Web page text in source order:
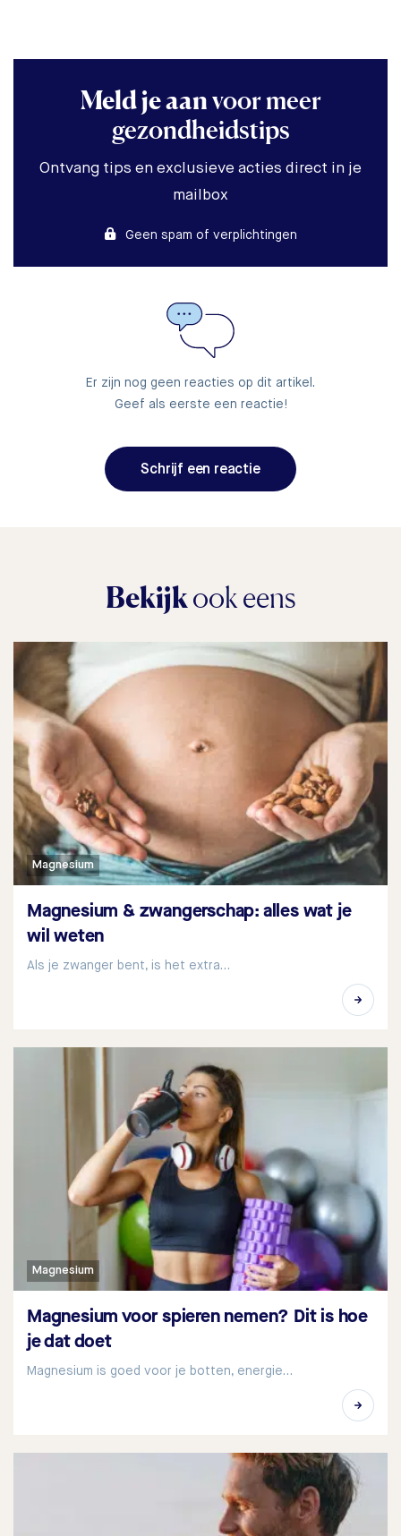
Meld je aanvoor meer
gezondheidstips
Ontvang tips en exclusieve acties direct in je
mailbox
Geen spam of verplichtingen
Er zijn nog geen reacties op dit artikel.
Geef als eerste een reactie!
Schrijf een reactie
Bekijkook eens
Magnesium
Magnesium & zwangerschap: alles wat je
wil weten
Als je zwanger bent, is het extra…
Magnesium
Magnesium voor spieren nemen? Dit is hoe
je dat doet
Magnesium is goed voor je botten, energie…